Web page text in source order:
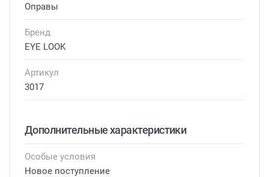
Оправы
Бренд
EYE LOOK
Артикул
3017
Дополнительные характеристики
Особые условия
Новое поступление